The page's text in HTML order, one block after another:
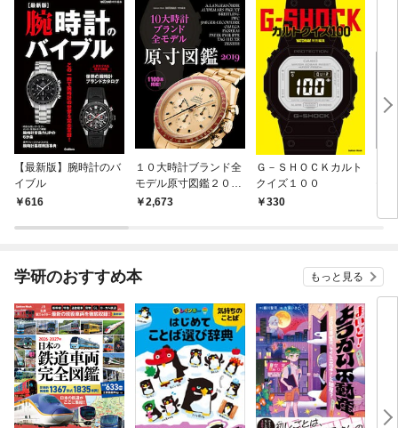
【最新版】腕時計のバ
イブル
616
１０大時計ブランド全
モデル原寸図鑑２０１
９2,673
Ｇ－ＳＨＯＣＫカルト
クイズ１００
330
学研のおすすめ本 もっと見る